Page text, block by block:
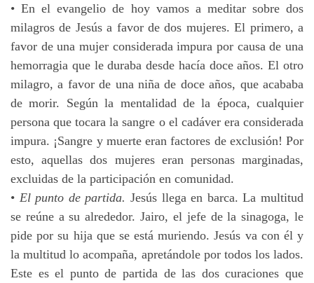
• En el evangelio de hoy vamos a meditar sobre dos
milagros de Jesús a favor de dos mujeres. El primero, a
favor de una mujer considerada impura por causa de una
hemorragia que le duraba desde hacía doce años. El otro
milagro, a favor de una niña de doce años, que acababa
de morir. Según la mentalidad de la época, cualquier
persona que tocara la sangre o el cadáver era considerada
impura. ¡Sangre y muerte eran factores de exclusión! Por
esto, aquellas dos mujeres eran personas marginadas,
excluidas de la participación en comunidad.
• El punto de partida.Jesús llega en barca. La multitud
se reúne a su alrededor. Jairo, el jefe de la sinagoga, le
pide por su hija que se está muriendo. Jesús va con él y
la multitud lo acompaña, apretándole por todos los lados.
Este es el punto de partida de las dos curaciones que